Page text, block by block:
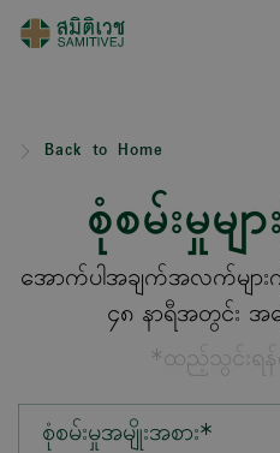
Back to Home
စုံစမ်းမှုမျ
အောက်ပါအချက်အလက်များ
၄၈ နာရီအတွင်း အက
*ထည့်သွင်းရ
စုံစမ်းမှုအမျိုးအစား*